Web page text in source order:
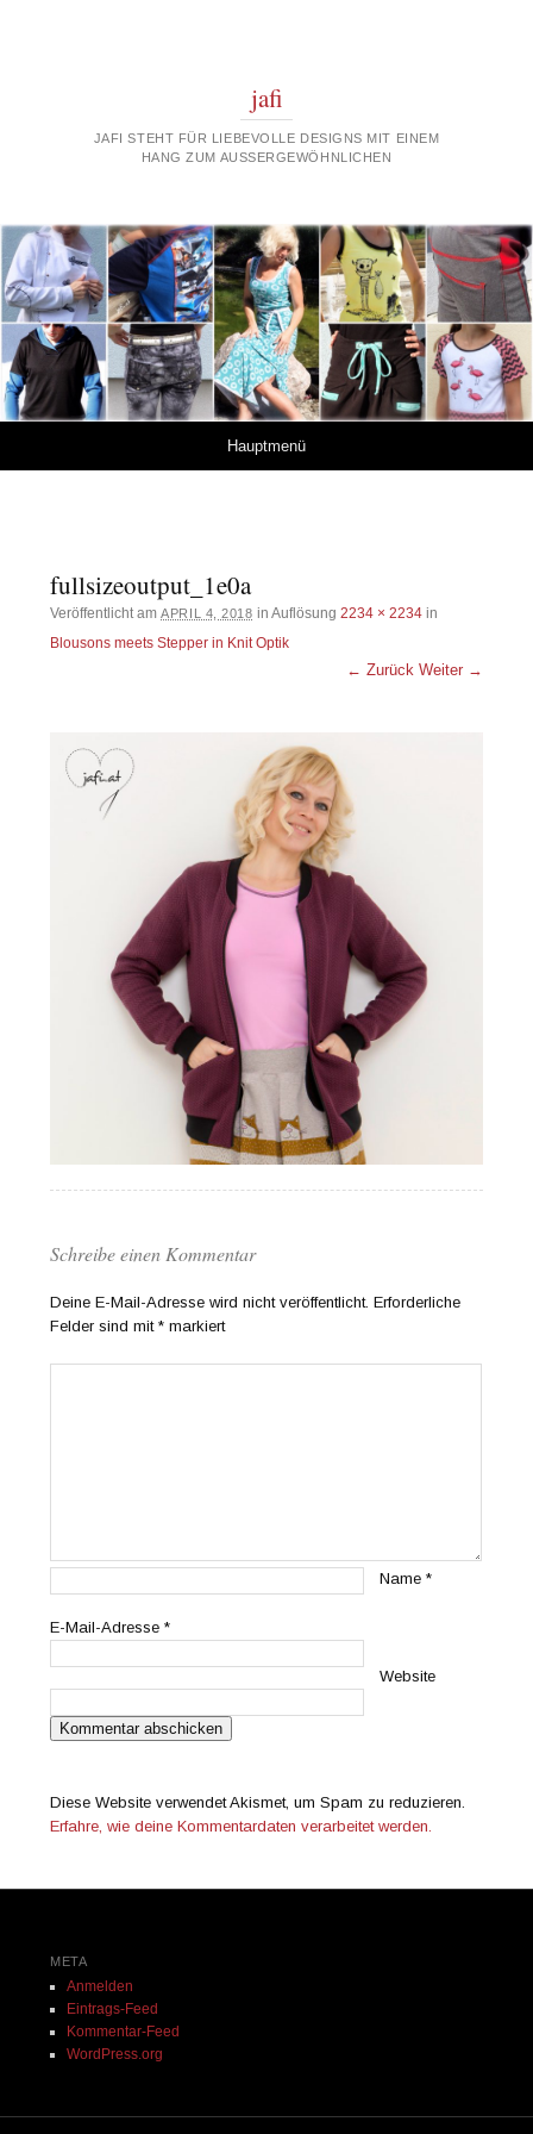
jafi
JAFI STEHT FÜR LIEBEVOLLE DESIGNS MIT EINEM
HANG ZUM AUSSERGEWÖHNLICHEN
Hauptmenü
fullsizeoutput_1e0a
Veröffentlicht amAPRIL 4, 2018 in Auflösung 2234 × 2234in
Blousons meets Stepper in Knit Optik
← Zurück Weiter →
Schreibe einen Kommentar
Deine E-Mail-Adresse wird nicht veröffentlicht. Erforderliche
Felder sind mit* markiert
Name*
E-Mail-Adresse*
Website
Diese Website verwendet Akismet, um Spam zu reduzieren.
Erfahre, wie deine Kommentardaten verarbeitet werden.
META
Anmelden
Eintrags-Feed
Kommentar-Feed
WordPress.org